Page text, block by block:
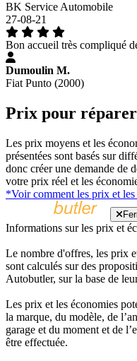
BK Service Automobile
27-08-21
Bon accueil très compliqué
Dumoulin M.
Fiat Punto (2000)
Prix pour
Les prix moyens et les
présentées sont basés sur
donc créer une demande de
votre prix réel et les
*Voir comment les prix et
Informations sur les prix et
Le nombre d'offres, les prix
sont calculés sur des
Autobutler, sur la base de
Les prix et les économies
la marque, du modèle, de
garage et du moment et de
être effectuée.